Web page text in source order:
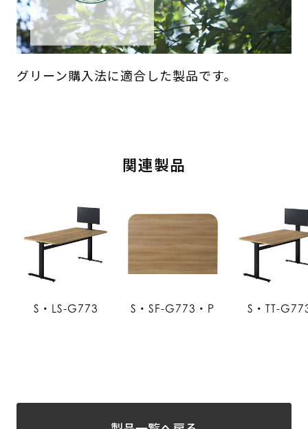
グリーン購入法に適合した製品です。
関連製品
S・LS-G773 S・SF-G773・P S・TT-